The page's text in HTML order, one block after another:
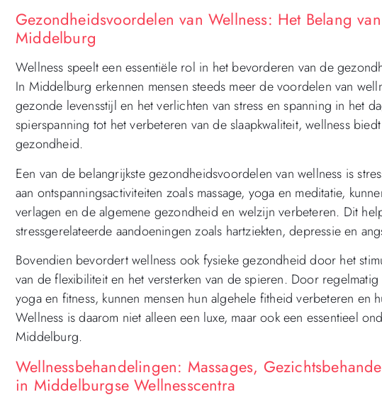
Gezondheidsvoordelen van Wellness: Het Belang
Middelburg
Wellness speelt een essentiële rol in het bevorderen van de
In Middelburg erkennen mensen steeds meer de voordelen van
gezonde levensstijl en het verlichten van stress en spanning in het
spierspanning tot het verbeteren van de slaapkwaliteit, wellness
gezondheid.
Een van de belangrijkste gezondheidsvoordelen van wellness is
aan ontspanningsactiviteiten zoals massage, yoga en meditatie,
verlagen en de algemene gezondheid en welzijn verbeteren. Dit
stressgerelateerde aandoeningen zoals hartziekten, depressie en
Bovendien bevordert wellness ook fysieke gezondheid door het
van de flexibiliteit en het versterken van de spieren. Door
yoga en fitness, kunnen mensen hun algehele fitheid verbeteren
Wellness is daarom niet alleen een luxe, maar ook een essentieel
Middelburg.
Wellnessbehandelingen: Massages,
in Middelburgse Wellnesscentra